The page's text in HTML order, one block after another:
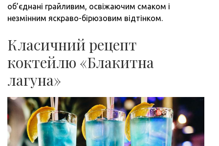
об’єднані грайливим, освіжаючим смаком і
незмінним яскраво-бірюзовим відтінком.
Класичний рецепт
коктейлю «Блакитна
лагуна»